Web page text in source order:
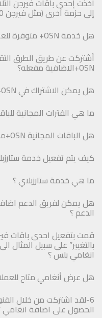
إلى حزمة أخرى (مثل فيرجن 70) هل أحصل على إضافة OSN+؟
هل خدمة OSN+ متوفرة للعملاء الجدد فقط؟
أشتركت عن طريق الطرق
OSN+الاضافية مفعله؟
هل يمكن الاشتراك في OSN+عن طريق موقع فيرجن؟
ما هي الفترات المجانية
هل الباقات المجانية OSN+متوفرة على كل الباقات؟
كيف يتم تفعيل خدمة
ما هي خدمة ستارزبلاي ؟
هل يمكن لفريق الدعم
الدعم ؟
انغامي بلس ؟
هل عرض أنغامي متاح
6-لقد اشتركت من خلال
الحصول على اضافة انغامي